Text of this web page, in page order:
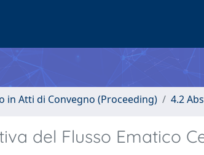
in Atti di Convegno (Proceeding) 4.2
del Flusso Ematico